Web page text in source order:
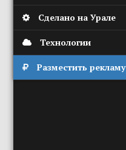
Сделано на Урале
Технологии
Разместить рекламу